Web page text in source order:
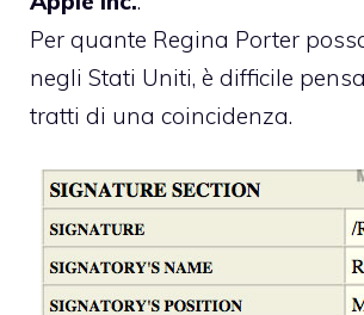
Per quante Regina Porter
negli Stati Uniti, è difficile
tratti di una coincidenza.